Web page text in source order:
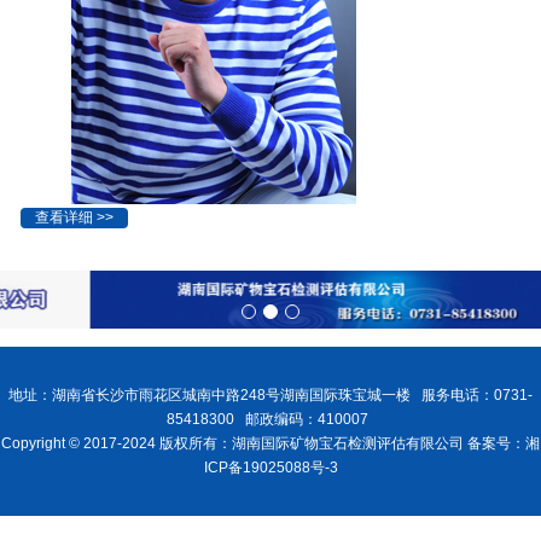
查看详细 >>
地址：湖南省长沙市雨花区城南中路248号湖南国际珠宝城一楼 服务电话：0731-
85418300 邮政编码：410007
Copyright © 2017-2024 版权所有：湖南国际矿物宝石检测评估有限公司 备案号：湘
ICP备19025088号-3